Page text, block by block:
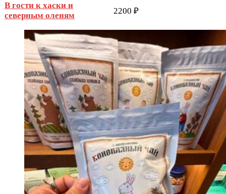
В гости к хаски и
северным оленям
2200 ₽